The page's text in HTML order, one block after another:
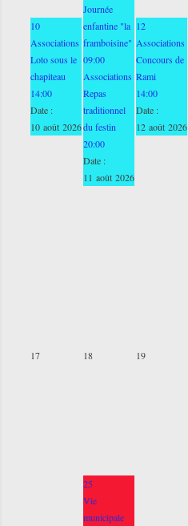
10
Associations
Loto sous le
chapiteau
14:00
Date :
10 août 2026
Journée
enfantine "la
framboisine"
09:00
Associations
Repas
traditionnel
du festin
20:00
Date :
11 août 2026
12
Associations
Concours de
Rami
14:00
Date :
12 août 2026
17 18 19
25
Vie
municipale